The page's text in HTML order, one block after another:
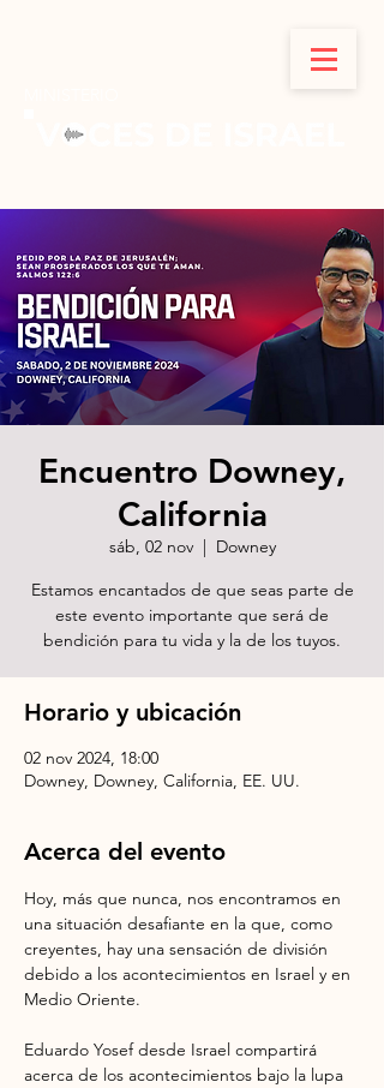
Encuentro Downey,
California
sáb, 02 nov
  |
Downey
Estamos encantados de que seas parte de
este evento importante que será de
bendición para tu vida y la de los tuyos.
Horario y ubicación
02 nov 2024, 18:00
Downey, Downey, California, EE. UU.
Acerca del evento
Hoy, más que nunca, nos encontramos en
una situación desafiante en la que, como
creyentes, hay una sensación de división
debido a los acontecimientos en Israel y en
Medio Oriente.
Eduardo Yosef desde Israel compartirá
acerca de los acontecimientos bajo la lupa